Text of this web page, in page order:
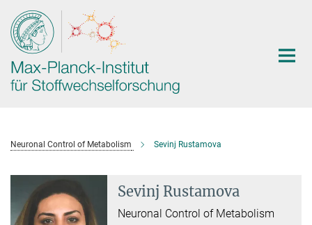
Hauptinhalt
Neuronal Control of Metabolism Sevinj Rustamova
Sevinj Rustamova
Neuronal Control of Metabolism